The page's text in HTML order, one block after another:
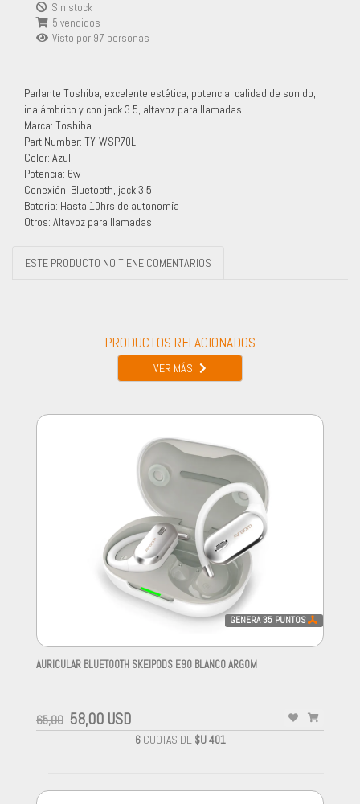
Sin stock
5 vendidos
Visto por 97 personas
Parlante Toshiba, excelente estética, potencia, calidad de sonido,
inalámbrico y con jack 3.5, altavoz para llamadas
Marca: Toshiba
Part Number: TY-WSP70L
Color: Azul
Potencia: 6w
Conexión: Bluetooth, jack 3.5
Bateria: Hasta 10hrs de autonomía
Otros: Altavoz para llamadas
ESTE PRODUCTO NO TIENE COMENTARIOS
PRODUCTOS RELACIONADOS
VER MÁS
GENERA35 PUNTOS
AURICULAR BLUETOOTH SKEIPODS E90 BLANCO ARGOM
65,00 58,00 USD
6CUOTAS DE $U 401